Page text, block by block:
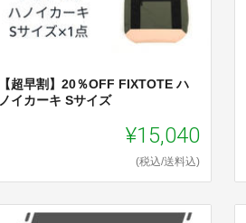
【超早割】20％OFF FIXTOTE ハ
ノイカーキ Sサイズ
¥15,040
(税込/送料込)